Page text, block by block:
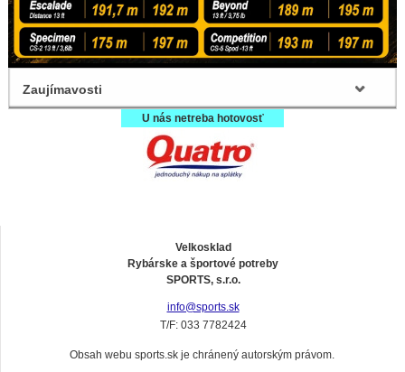
Zaujímavosti
U nás netreba hotovosť
Velkosklad
Rybárske a športové potreby
SPORTS, s.r.o.
info@sports.sk
T/F: 033 7782424
Obsah webu sports.sk je chránený autorským právom.